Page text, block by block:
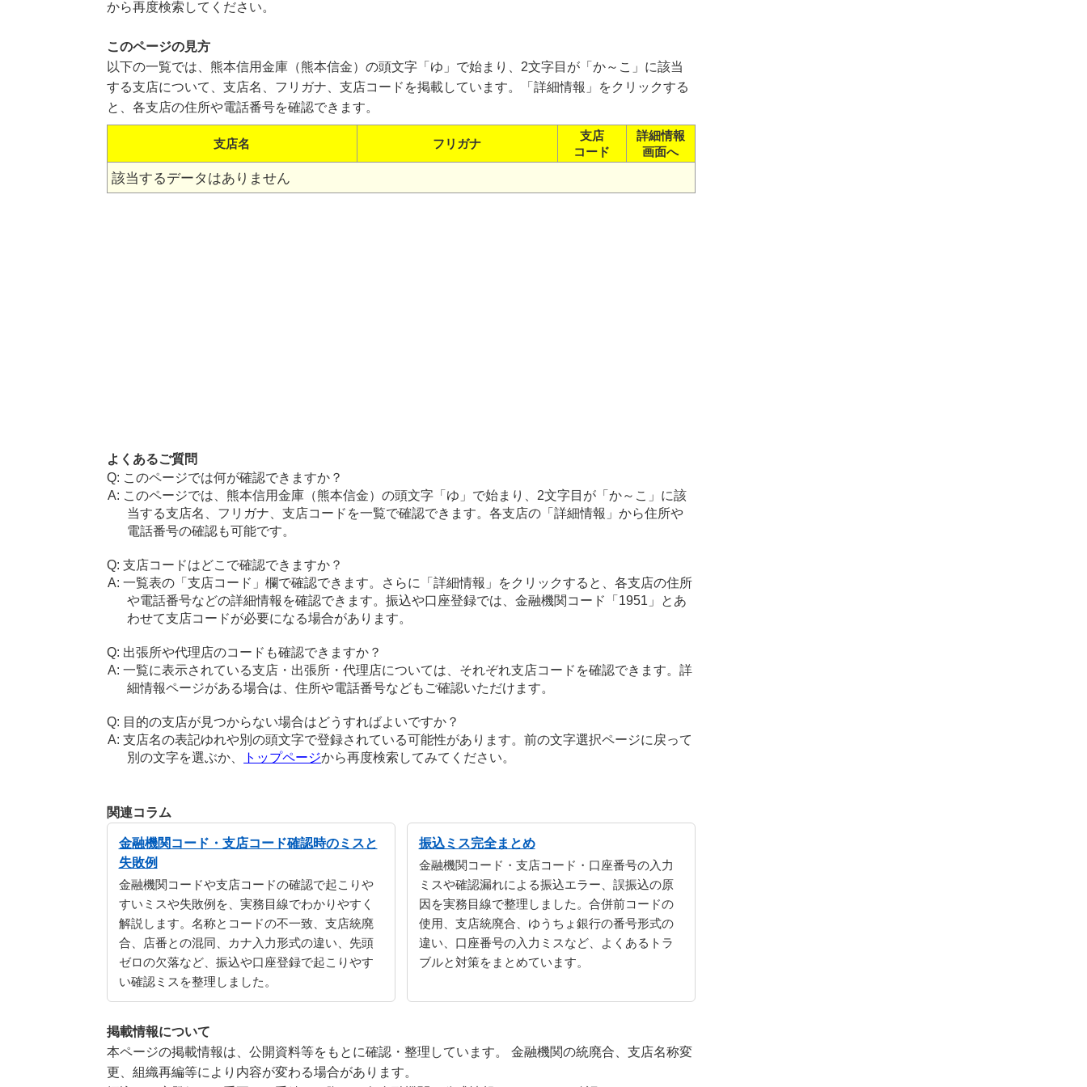
から再度検索してください。
このページの見方
以下の一覧では、熊本信用金庫（熊本信金）の頭文字「ゆ」で始まり、2文字目が「か～こ」に該当
する支店について、支店名、フリガナ、支店コードを掲載しています。「詳細情報」をクリックする
と、各支店の住所や電話番号を確認できます。
支店名 フリガナ
支店
コード
詳細情報
画面へ
該当するデータはありません
よくあるご質問
このページでは何が確認できますか？
このページでは、熊本信用金庫（熊本信金）の頭文字「ゆ」で始まり、2文字目が「か～こ」に該
当する支店名、フリガナ、支店コードを一覧で確認できます。各支店の「詳細情報」から住所や
電話番号の確認も可能です。
支店コードはどこで確認できますか？
一覧表の「支店コード」欄で確認できます。さらに「詳細情報」をクリックすると、各支店の住所
や電話番号などの詳細情報を確認できます。振込や口座登録では、金融機関コード「1951」とあ
わせて支店コードが必要になる場合があります。
出張所や代理店のコードも確認できますか？
一覧に表示されている支店・出張所・代理店については、それぞれ支店コードを確認できます。詳
細情報ページがある場合は、住所や電話番号などもご確認いただけます。
目的の支店が見つからない場合はどうすればよいですか？
支店名の表記ゆれや別の頭文字で登録されている可能性があります。前の文字選択ページに戻って
別の文字を選ぶか、
トップページから再度検索してみてください。
関連コラム
金融機関コード・支店コード確認時のミスと
失敗例
金融機関コードや支店コードの確認で起こりや
すいミスや失敗例を、実務目線でわかりやすく
解説します。名称とコードの不一致、支店統廃
合、店番との混同、カナ入力形式の違い、先頭
ゼロの欠落など、振込や口座登録で起こりやす
い確認ミスを整理しました。
振込ミス完全まとめ
金融機関コード・支店コード・口座番号の入力
ミスや確認漏れによる振込エラー、誤振込の原
因を実務目線で整理しました。合併前コードの
使用、支店統廃合、ゆうちょ銀行の番号形式の
違い、口座番号の入力ミスなど、よくあるトラ
ブルと対策をまとめています。
掲載情報について
本ページの掲載情報は、公開資料等をもとに確認・整理しています。 金融機関の統廃合、支店名称変
更、組織再編等により内容が変わる場合があります。